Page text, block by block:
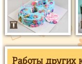
Работы других